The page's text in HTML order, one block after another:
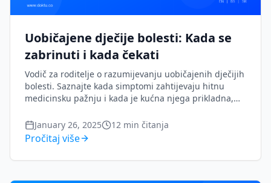
Uobičajene dječije bolesti: Kada se
zabrinuti i kada čekati
Vodič za roditelje o razumijevanju uobičajenih dječijih
bolesti. Saznajte kada simptomi zahtijevaju hitnu
medicinsku pažnju i kada je kućna njega prikladna,
stomačne viruse.
January 26, 2025 12 min čitanja
Pročitaj više